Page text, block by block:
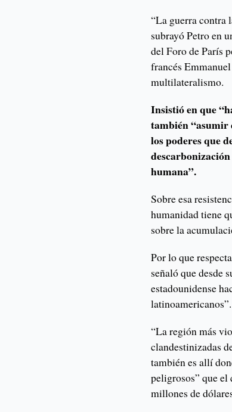
“La guerra contra
subrayó Petro en
del Foro de París
francés
multilateralismo.
Insistió en que
también “asumir
los poderes que
humana”.
Sobre esa
humanidad tiene
sobre la
Por lo que
señaló que desde
estadounidense
latinoamericanos”.
“La región más
clandestinizadas
también es allí
peligrosos” que
millones de